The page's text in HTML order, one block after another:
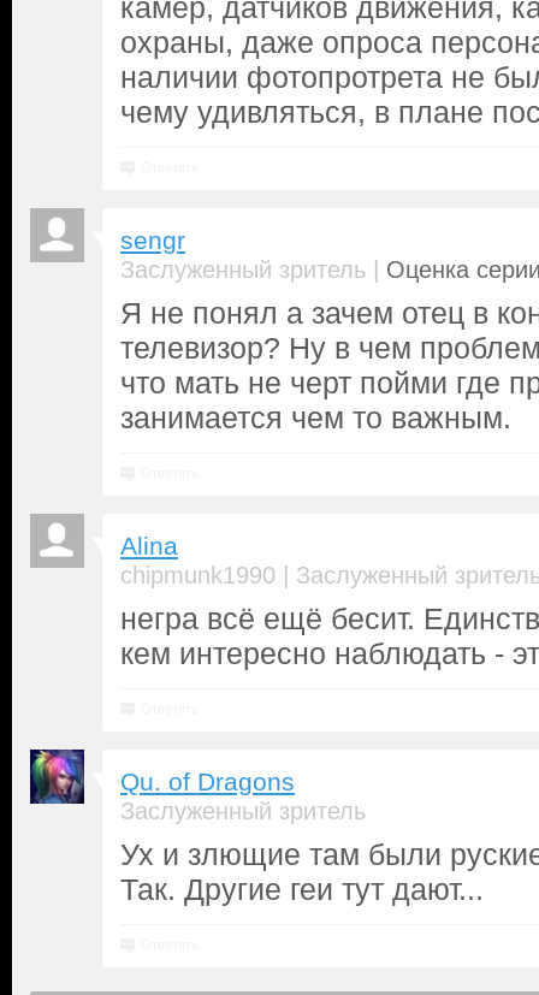
камер, датчиков движения,
охраны, даже опроса
наличии фотопротрета не
чему удивляться, в плане
sengr
Заслуженный зритель | Оценка
Я не понял а зачем отец в
телевизор? Ну в чем
что мать не черт пойми где
занимается чем то важным.
Alina
chipmunk1990 | Заслуженный
негра всё ещё бесит.
кем интересно наблюдать -
Qu. of Dragons
Заслуженный зритель
Ух и злющие там были
Так. Другие геи тут дают...